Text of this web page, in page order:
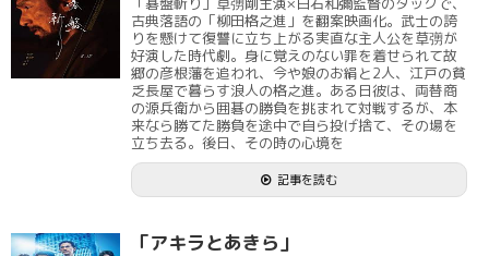
古典落語の「柳田格之進」を翻案映画化。武士の誇
りを懸けて復讐に立ち上がる実直な主人公を草彅が
好演した時代劇。身に覚えのない罪を着せられて故
郷の彦根藩を追われ、今や娘のお絹と2人、江戸の貧
乏長屋で暮らす浪人の格之進。ある日彼は、両替商
の源兵衛から囲碁の勝負を挑まれて対戦するが、本
来なら勝てた勝負を途中で自ら投げ捨て、その場を
立ち去る。後日、その時の心境を
記事を読む
「アキラとあきら」